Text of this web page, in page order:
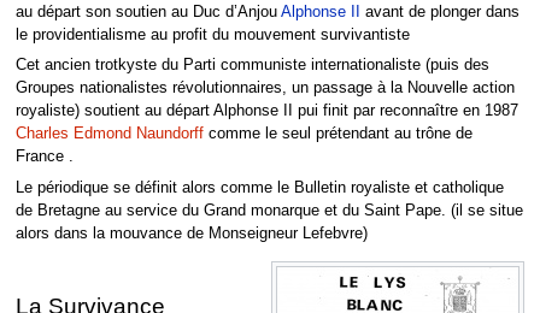
au départ son soutien au Duc d’Anjou Alphonse II
avant de plonger dans
le providentialisme au profit du mouvement survivantiste
Cet ancien trotkyste du Parti communiste internationaliste (puis des
Groupes nationalistes révolutionnaires, un passage à la Nouvelle action
royaliste) soutient au départ Alphonse II pui finit par reconnaître en 1987
Charles Edmond Naundorffcomme le seul prétendant au trône de
France .
Le périodique se définit alors comme le Bulletin royaliste et catholique
de Bretagne au service du Grand monarque et du Saint Pape. (il se situe
alors dans la mouvance de Monseigneur Lefebvre)
La Survivance